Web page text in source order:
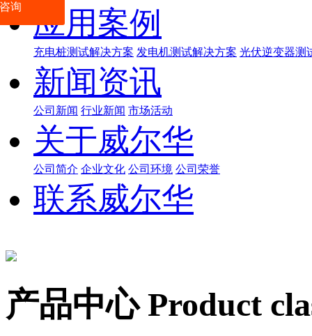
应用案例
充电桩测试解决方案 发电机测试解决方案 光伏逆变器测
新闻资讯
公司新闻 行业新闻 市场活动
关于威尔华
公司简介 企业文化 公司环境 公司荣誉
联系威尔华
产品中心 Product
询